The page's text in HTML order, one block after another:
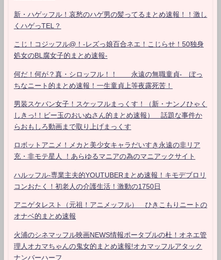
新・ハゲッフル！哀愁のハゲ男の髪ってるまとめ速報！！激し
くハゲっTEL？
こじ！コジッフル@！-レズっ娘百合ネエ！こじらせ！50独身
処女のBL腐女子的まとめ速報-
何だ！何が？真・シロッフル！！ 永遠の無職童貞- ぼっ
ちなニート的まとめ速報！一生童貞上等夜露死苦！
男装スケバン女子！スケッフルまっくす！（新・ナンノひゃく
しきっ!！ビー玉のおいぬさん的まとめ速報） 話題な事件か
らおもしろ動画まで取り上げまっくす
ロボットアニメ！メカと美少女キャラだいすき永遠の非リア
充・非モテ星人 ！あらゆるマニアの為のマニアックサイト
ハルッフル-専業主夫的YOUTUBERまとめ速報！キモデブロリ
コンおたく！初老人の介護生活！激動の1750日
アニゲタレスト（元祖！アニメッフル） ひきこもりニートの
オナベ的まとめ速報
火浦のシネマッフル映画NEWS情報ポータブルの杜！オネエ管
理人オカマちゃんの鬼女的まとめ速報!オカマッフルアタック
ナンバーハーフ